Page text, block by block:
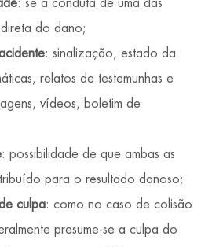
: se a conduta de uma das
do dano;
: sinalização, estado da
relatos de testemunhas e
vídeos, boletim de
: possibilidade de que ambas as
para o resultado danoso;
culpa: como no caso de colisão
presume-se a culpa do